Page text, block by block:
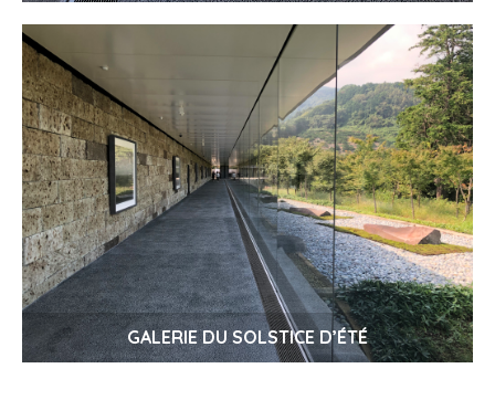
GALERIE DU SOLSTICE D’ÉTÉ